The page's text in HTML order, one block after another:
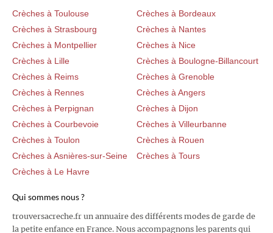
Crèches à Toulouse
Crèches à Bordeaux
Crèches à Strasbourg
Crèches à Nantes
Crèches à Montpellier
Crèches à Nice
Crèches à Lille
Crèches à Boulogne-Billancourt
Crèches à Reims
Crèches à Grenoble
Crèches à Rennes
Crèches à Angers
Crèches à Perpignan
Crèches à Dijon
Crèches à Courbevoie
Crèches à Villeurbanne
Crèches à Toulon
Crèches à Rouen
Crèches à Asnières-sur-Seine
Crèches à Tours
Crèches à Le Havre
Qui sommes nous ?
trouversacreche.fr un annuaire des différents modes de garde de
la petite enfance en France. Nous accompagnons les parents qui